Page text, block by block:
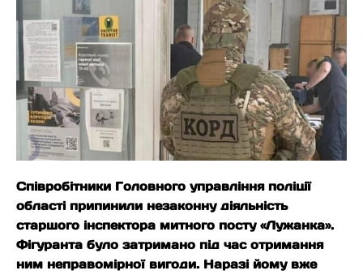
Співробітники Головного управління поліції
області припинили незаконну діяльність
старшого інспектора митного посту «Лужанка».
Фігуранта було затримано під час отримання
ним неправомірної вигоди. Наразі йому вже